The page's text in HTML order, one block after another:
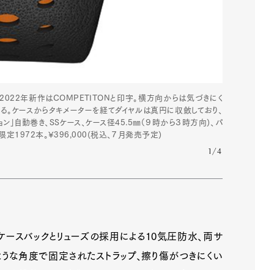
年新作はCOMPETITONと印字。横方向からは気づきにく
ケースからタキメーターを経てダイヤルは真円に収斂しており、
」自動巻き、SSケース、ケース径45.5㎜（９時から３時方向)、パ
限定1972本。¥396,000(税込、７月発売予定)
1/4
スバックとリューズの採用による10気圧防水、両サ
角度で固定されたストラップ、擦り傷がつきにくい